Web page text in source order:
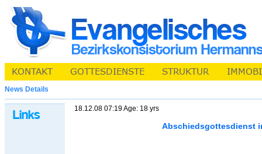
News Details
18.12.08 07:19 Age: 18 yrs
Abschiedsgottesdienst